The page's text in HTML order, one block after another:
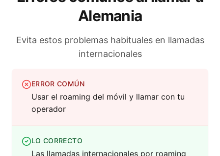
Alemania
Evita estos problemas habituales en llamadas
internacionales
ERROR COMÚN
Usar el roaming del móvil y llamar con tu
operador
LO CORRECTO
Las llamadas internacionales por roaming